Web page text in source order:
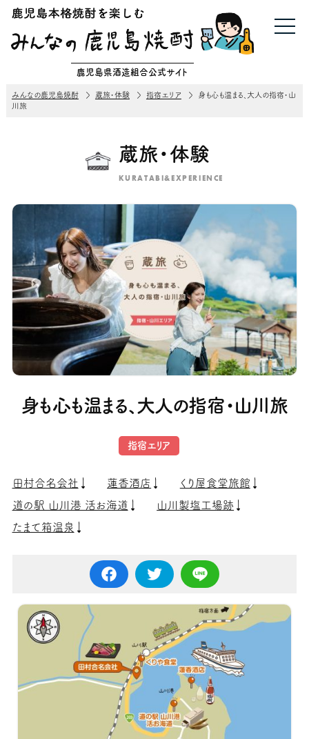
鹿児島県酒造組合公式サイト
みんなの鹿児島焼酎 蔵旅・体験 指宿エリア
身も心も温まる、大人の指宿・山
川旅
蔵旅・体験
KURATABI&EXPERIENCE
身も心も温まる、大人の指宿・山川旅
指宿エリア
田村合名会社 蓮香酒店
くり屋食堂旅館
道の駅 山川港 活お海道
山川製塩工場跡
たまて箱温泉